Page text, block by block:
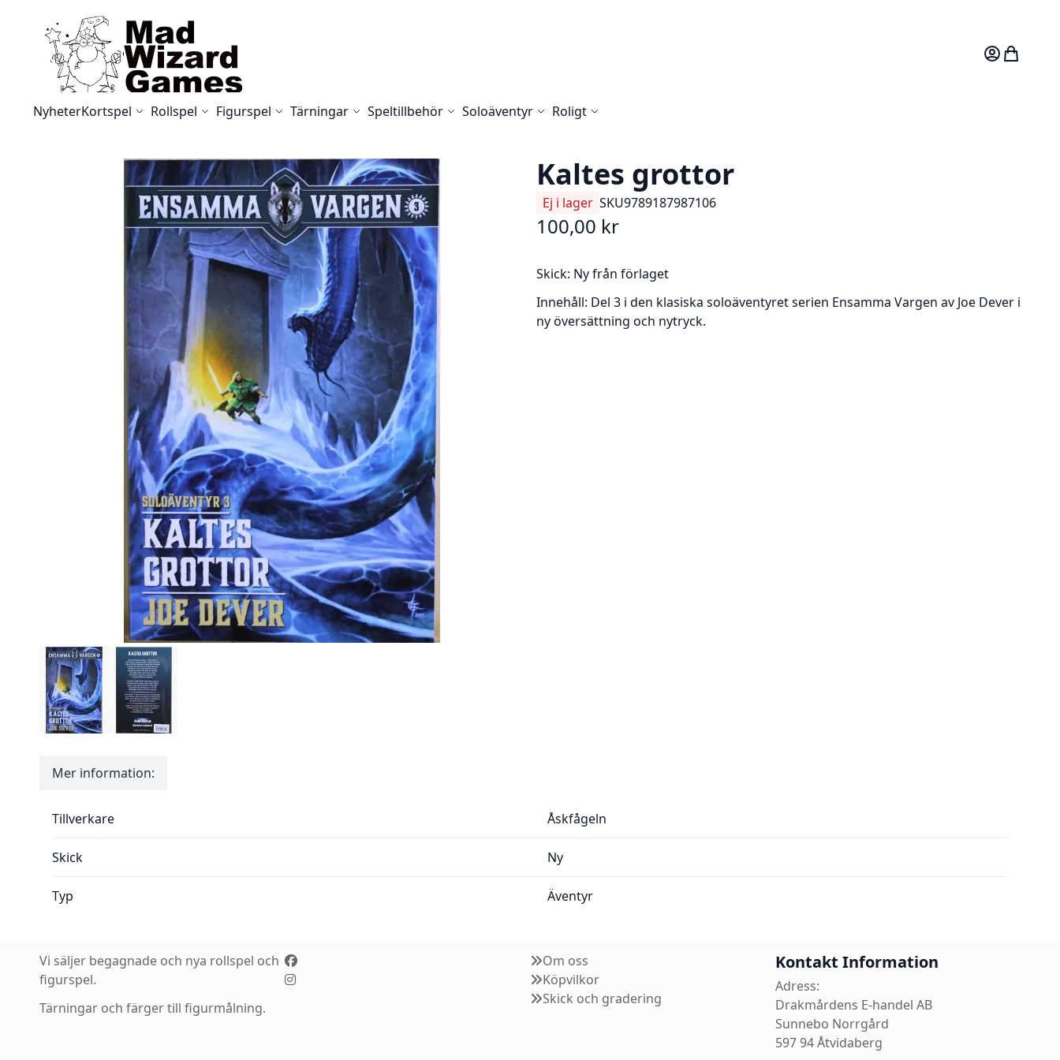
Skip to Content
Mitt konto
NyheterKortspel Rollspel Figurspel Tärningar Speltillbehör Soloäventyr Roligt
Kaltes grottor
Ej i lager SKU9789187987106
100,00 kr
Skick: Ny från förlaget
Innehåll: Del 3 i den klasiska soloäventyret serien Ensamma Vargen av Joe Dever i
ny översättning och nytryck.
Mer information:
Tillverkare Åskfågeln
Skick Ny
Typ Äventyr
Vi säljer begagnade och nya rollspel och
figurspel.
Tärningar och färger till figurmålning.
Om oss
Köpvilkor
Skick och gradering
Kontakt Information
Adress:
Drakmårdens E-handel AB
Sunnebo Norrgård
597 94 Åtvidaberg